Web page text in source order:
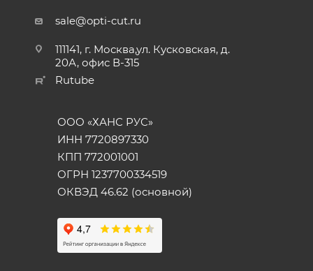
sale@opti-cut.ru
111141, г. Москва,ул. Кусковская, д.
20А, офис В-315
Rutube
ООО «ХАНС РУС»
ИНН 7720897330
КПП 772001001
ОГРН 1237700334519
ОКВЭД 46.62 (основной)